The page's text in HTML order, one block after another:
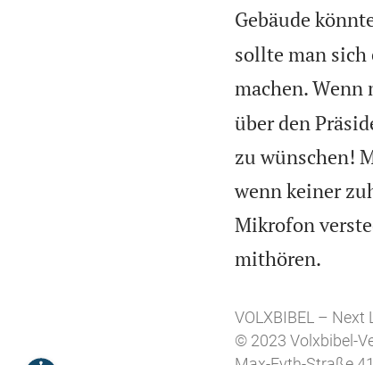
Gebäude
sollte man sich
machen. Wenn
über den
zu wünschen!
wenn keiner
Mikrofon
mithören.
VOLXBIBEL – Next
© 2023 Volxbibel-